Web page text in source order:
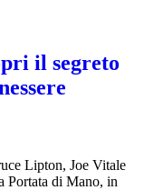
il segreto
Lipton, Joe Vitale
Portata di Mano, in